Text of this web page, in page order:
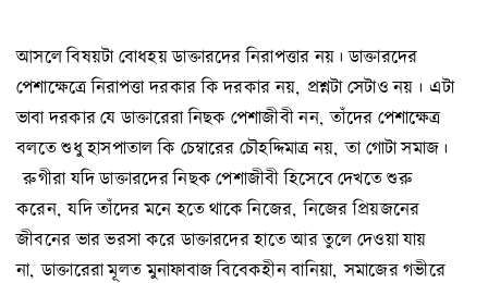
আসলে বিষয়টা বোধহয় ডাক্তারদের নিরাপত্তার নয়। ডাক্তারদের
পেশাক্ষেত্রে নিরাপত্তা দরকার কি দরকার নয়, প্রশ্নটা সেটাও নয়। এটা
ভাবা দরকার যে ডাক্তারেরা নিছক পেশাজীবী নন, তাঁদের পেশাক্ষেত্র
বলতে শুধু হাসপাতাল কি চেম্বারের চৌহদ্দিমাত্র নয়, তা গোটা সমাজ।
রুগীরা যদি ডাক্তারদের নিছক পেশাজীবী হিসেবে দেখতে শুরু
করেন, যদি তাঁদের মনে হতে থাকে নিজের, নিজের প্রিয়জনের
জীবনের ভার ভরসা করে ডাক্তারদের হাতে আর তুলে দেওয়া যায়
না, ডাক্তারেরা মূলত মুনাফাবাজ বিবেকহীন বানিয়া, সমাজের গভীরে